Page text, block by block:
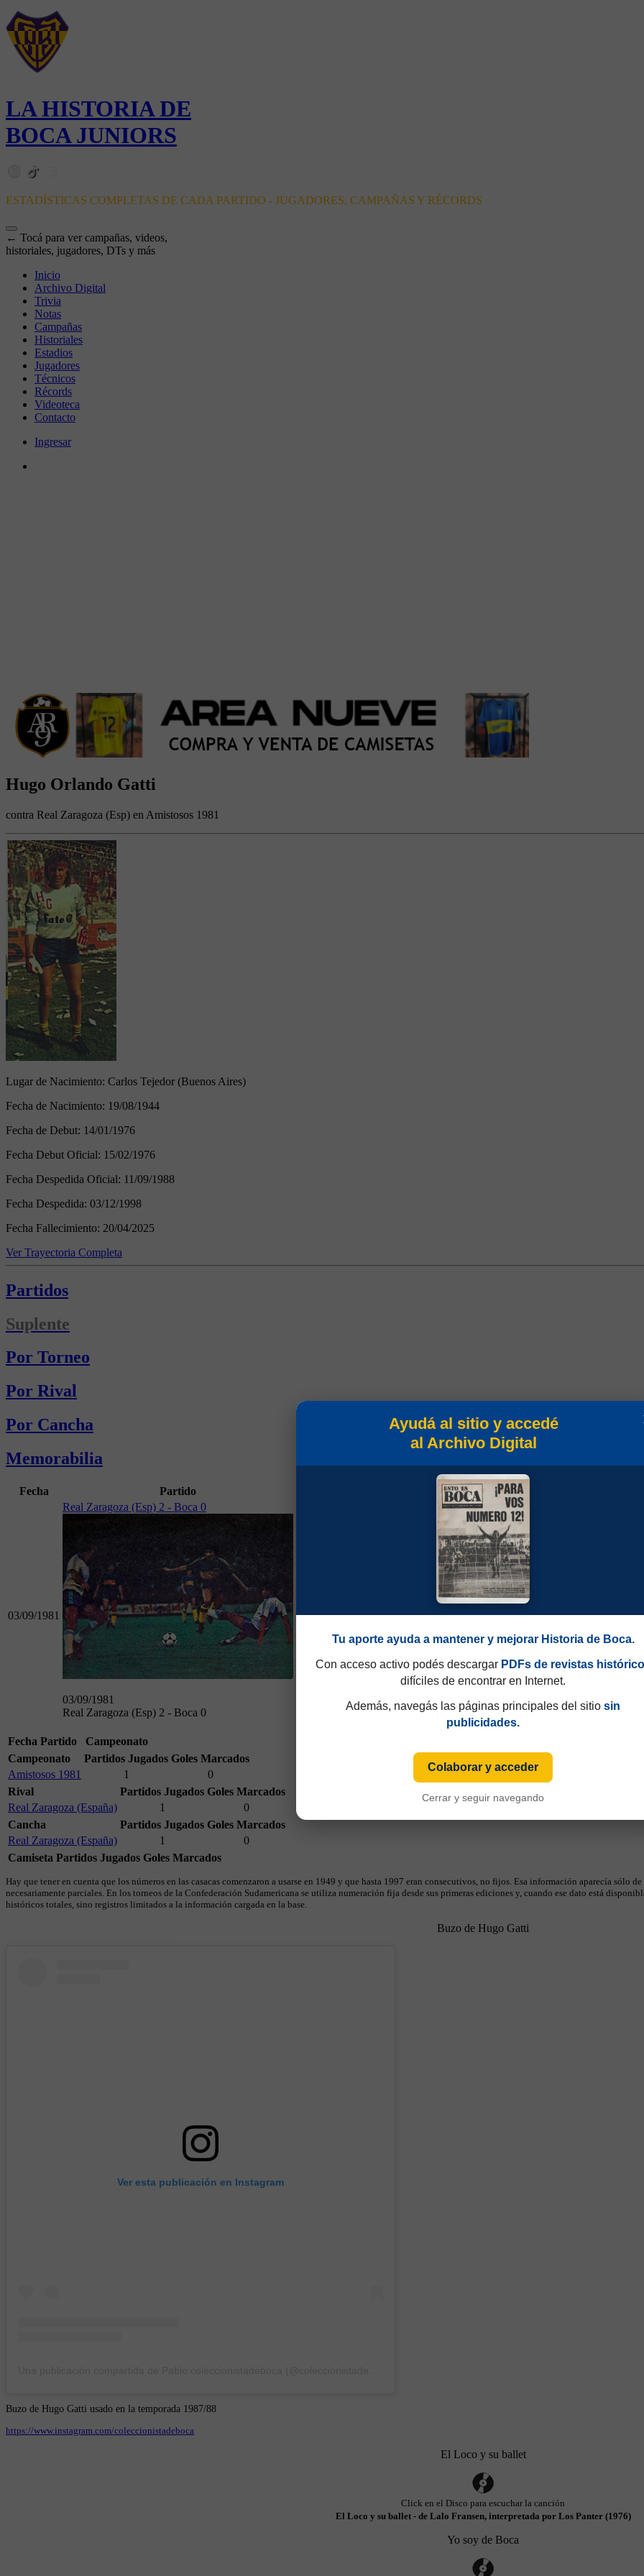
LA HISTORIA DE
BOCA JUNIORS
ESTADÍSTICAS COMPLETAS DE CADA PARTIDO - JUGADORES, CAMPAÑAS Y RÉCORDS
← Tocá para ver campañas, videos,
historiales, jugadores, DTs y más
Inicio
Archivo Digital
Trivia
Notas
Campañas
Historiales
Estadios
Jugadores
Técnicos
Récords
Videoteca
Contacto
Ingresar
Hugo Orlando Gatti
contra Real Zaragoza (Esp) en Amistosos 1981
Lugar de Nacimiento: Carlos Tejedor (Buenos Aires)
Fecha de Nacimiento: 19/08/1944
Fecha de Debut: 14/01/1976
Fecha Debut Oficial: 15/02/1976
Fecha Despedida Oficial: 11/09/1988
Fecha Despedida: 03/12/1998
Fecha Fallecimiento: 20/04/2025
Ver Trayectoria Completa
Partidos
Suplente
Por Torneo
Por Rival
Por Cancha
Memorabilia
Fecha Partido
03/09/1981
Real Zaragoza (Esp) 2 - Boca 0
03/09/1981
Real Zaragoza (Esp) 2 - Boca 0
90 Amistosos 1981
Fecha Partido
Campeonato
Campeonato
Partidos Jugados Goles Marcados
Amistosos 1981
1
0
Rival
Partidos Jugados Goles Marcados
Real Zaragoza (España)
1
0
Cancha
Partidos Jugados Goles Marcados
Real Zaragoza (España)
1
0
Camiseta Partidos Jugados Goles Marcados
Hay que tener en cuenta que los números en las casacas comenzaron a usarse en 1949 y que hasta 1997 eran consecutivos, no fijos. Esa información aparecía sólo
necesariamente parciales. En los torneos de la Confederación Sudamericana se utiliza numeración fija desde sus primeras ediciones y, cuando ese dato está
históricos totales, sino registros limitados a la información cargada en la base.
Buzo de Hugo Gatti
Ver esta publicación en Instagram
Buzo de Hugo Gatti usado en la temporada 1987/88
https://www.instagram.com/coleccionistadeboca
El Loco y su ballet
Click en el Disco para escuchar la canción
El Loco y su ballet - de Lalo Fransen, interpretada por Los Panter (1976)
Yo soy de Boca
Ayudá al sitio y accedé
al Archivo Digital
Tu aporte ayuda a mantener y mejorar Historia de Boca.
Con acceso activo podés descargar PDFs de revistas
difíciles de encontrar en Internet.
Además, navegás las páginas principales del sitio sin
publicidades.
Colaborar y acceder
Cerrar y seguir navegando